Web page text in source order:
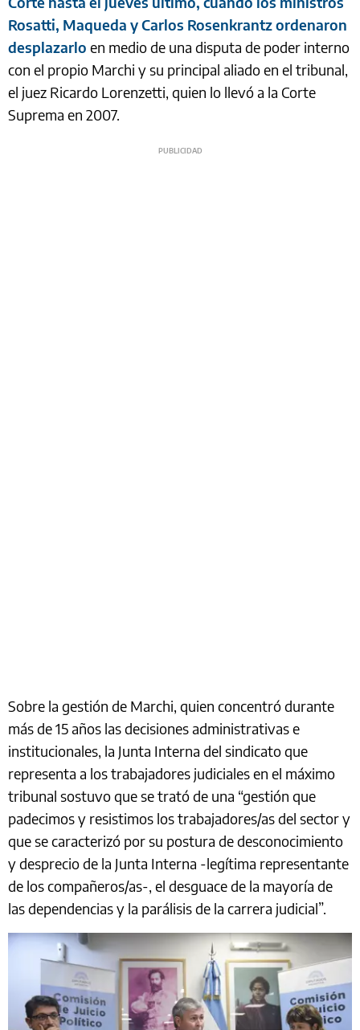
Rosatti, Maqueda y Carlos Rosenkrantz ordenaron
desplazarlo en medio de una disputa de poder interno
con el propio Marchi y su principal aliado en el tribunal,
el juez Ricardo Lorenzetti, quien lo llevó a la Corte
Suprema en 2007.
Sobre la gestión de Marchi, quien concentró durante
más de 15 años las decisiones administrativas e
institucionales, la Junta Interna del sindicato que
representa a los trabajadores judiciales en el máximo
tribunal sostuvo que se trató de una “gestión que
padecimos y resistimos los trabajadores/as del sector y
que se caracterizó por su postura de desconocimiento
y desprecio de la Junta Interna -legítima representante
de los compañeros/as-, el desguace de la mayoría de
las dependencias y la parálisis de la carrera judicial”.